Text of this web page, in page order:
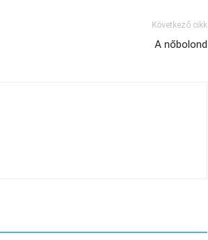
Következő cikk
A nőbolond